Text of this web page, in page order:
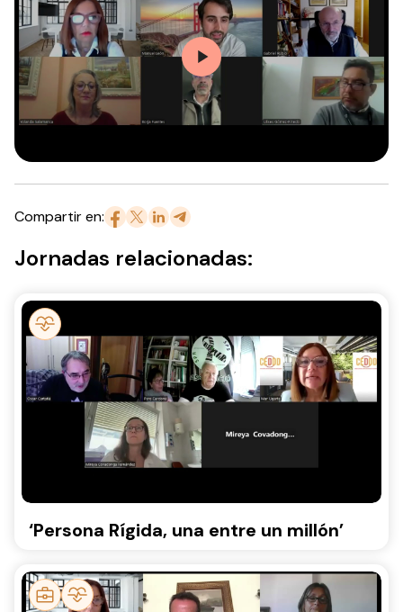
Compartir en:
Jornadas relacionadas:
‘Persona Rígida, una entre un millón’